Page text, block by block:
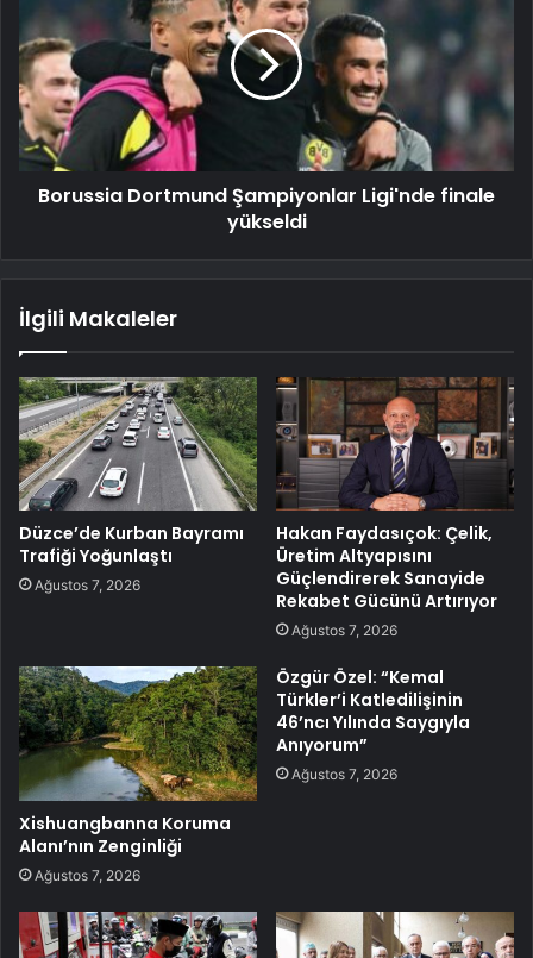
Borussia Dortmund Şampiyonlar Ligi'nde finale
yükseldi
İlgili Makaleler
Düzce’de Kurban Bayramı
Trafiği Yoğunlaştı
Ağustos 7, 2026
Hakan Faydasıçok: Çelik,
Üretim Altyapısını
Güçlendirerek Sanayide
Rekabet Gücünü Artırıyor
Ağustos 7, 2026
Xishuangbanna Koruma
Alanı’nın Zenginliği
Ağustos 7, 2026
Özgür Özel: “Kemal
Türkler’i Katledilişinin
46’ncı Yılında Saygıyla
Anıyorum”
Ağustos 7, 2026